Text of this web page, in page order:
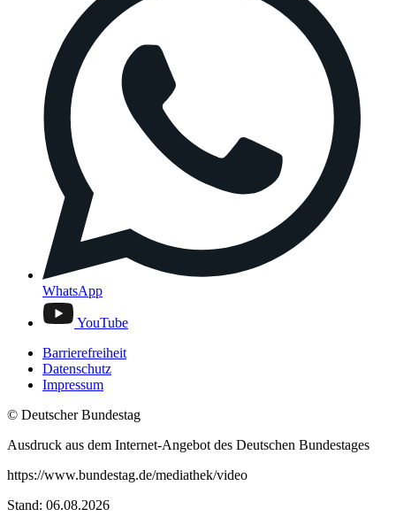
WhatsApp
YouTube
Barrierefreiheit
Datenschutz
Impressum
© Deutscher Bundestag
Ausdruck aus dem Internet-Angebot des Deutschen Bundestages
https://www.bundestag.de/mediathek/video
Stand: 06.08.2026